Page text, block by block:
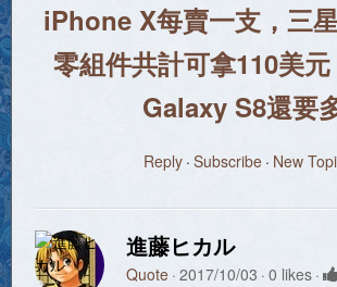
iPhone X每賣一支，三
零組件共計可拿110美
Galaxy S8還要
Reply Subscribe New
進藤ヒカル
Quote 2017/10/03 0 likes